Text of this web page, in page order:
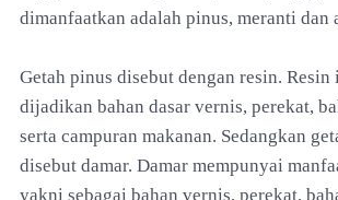
dimanfaatkan adalah pinus, meranti dan
Getah pinus disebut dengan resin.
dijadikan bahan dasar vernis, perekat,
serta campuran makanan. Sedangkan
disebut damar. Damar mempunyai
yakni sebagai bahan vernis, perekat,